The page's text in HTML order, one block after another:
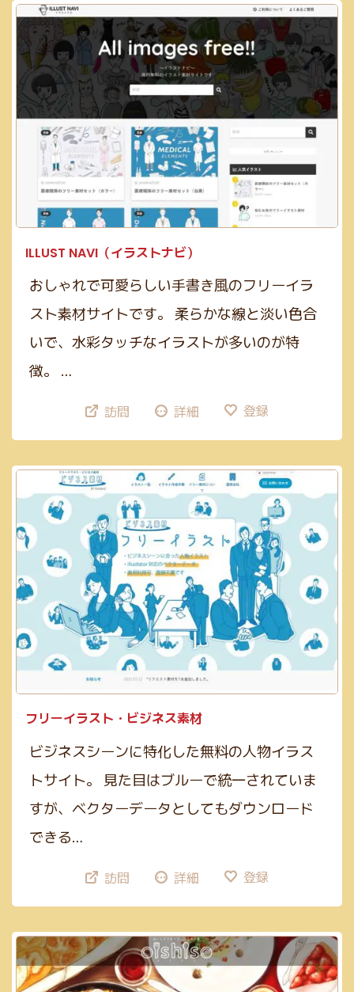
ILLUST NAVI（イラストナビ）
おしゃれで可愛らしい手書き風のフリーイラ
スト素材サイトです。 柔らかな線と淡い色合
いで、水彩タッチなイラストが多いのが特
徴。 …
訪問 詳細 登録
フリーイラスト・ビジネス素材
ビジネスシーンに特化した無料の人物イラス
トサイト。 見た目はブルーで統一されていま
すが、ベクターデータとしてもダウンロード
できる…
訪問 詳細 登録